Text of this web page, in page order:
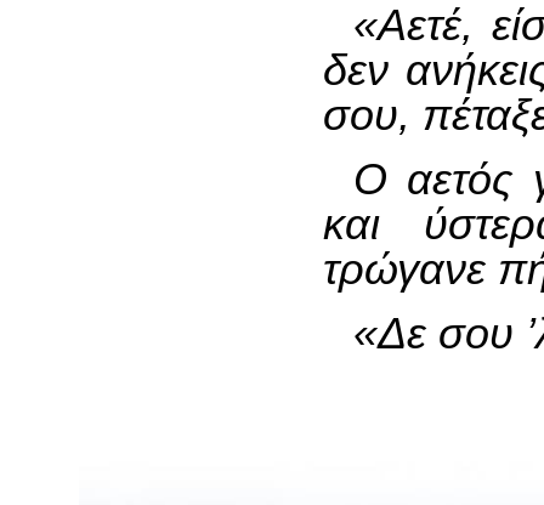
«Αετέ,
δεν
σου,
Ο αετός
και
τρώγανε
«Δε σου